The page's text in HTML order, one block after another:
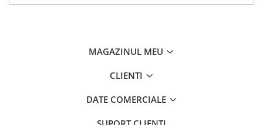
MAGAZINUL MEU
CLIENTI
DATE COMERCIALE